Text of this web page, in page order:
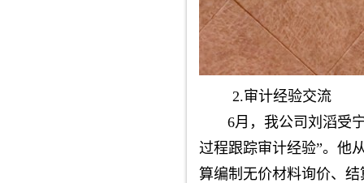
2.审计经验交流
6月，我公司刘滔受宁
过程跟踪审计经验”。他
算编制无价材料询价、